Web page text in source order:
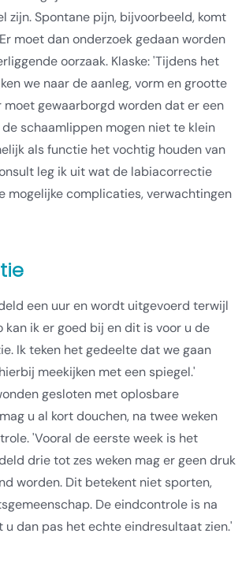
zijn. Spontane pijn, bijvoorbeeld, komt
moet dan onderzoek gedaan worden
oorzaak. Klaske: 'Tijdens het
we naar de aanleg, vorm en grootte
moet gewaarborgd worden dat er een
schaamlippen mogen niet te klein
als functie het vochtig houden van
leg ik uit wat de labiacorrectie
mogelijke complicaties, verwachtingen
een uur en wordt uitgevoerd terwijl
kan ik er goed bij en dit is voor u de
Ik teken het gedeelte dat we gaan
meekijken met een spiegel.'
gesloten met oplosbare
u al kort douchen, na twee weken
'Vooral de eerste week is het
drie tot zes weken mag er geen druk
worden. Dit betekent niet sporten,
De eindcontrole is na
u dan pas het echte eindresultaat zien.'